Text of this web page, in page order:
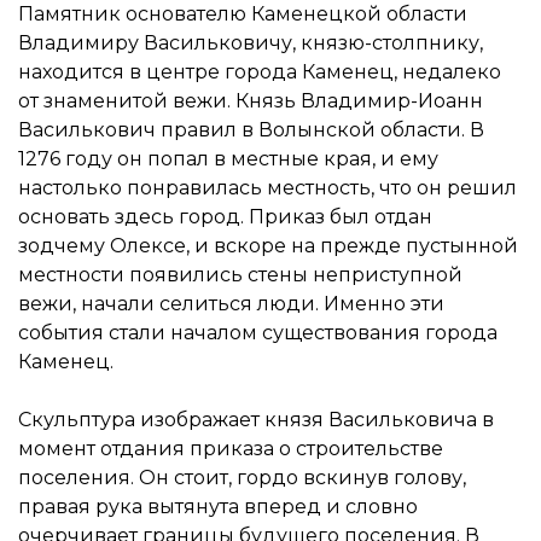
Памятник основателю Каменецкой области
Владимиру Васильковичу, князю-столпнику,
находится в центре города Каменец, недалеко
от знаменитой вежи. Князь Владимир-Иоанн
Василькович правил в Волынской области. В
1276 году он попал в местные края, и ему
настолько понравилась местность, что он решил
основать здесь город. Приказ был отдан
зодчему Олексе, и вскоре на прежде пустынной
местности появились стены неприступной
вежи, начали селиться люди. Именно эти
события стали началом существования города
Каменец.
Скульптура изображает князя Васильковича в
момент отдания приказа о строительстве
поселения. Он стоит, гордо вскинув голову,
правая рука вытянута вперед и словно
очерчивает границы будущего поселения. В